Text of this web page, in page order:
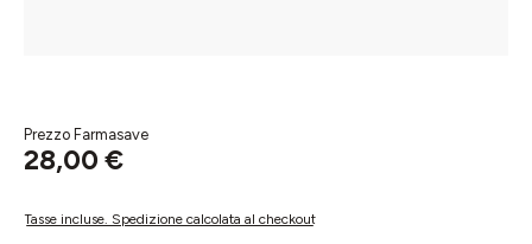
Prezzo Farmasave
28,00 €
Tasse incluse. Spedizione calcolata al checkout